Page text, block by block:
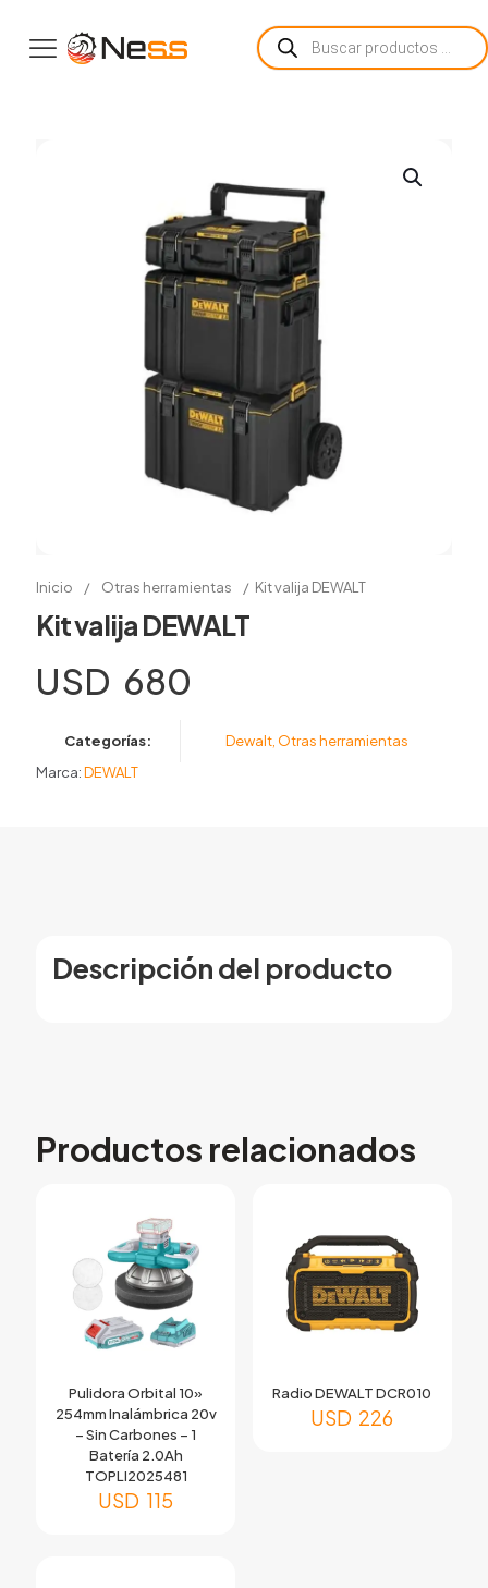
Búsqueda
de
productos
Inicio / Otras herramientas / Kit valija DEWALT
Kit valija DEWALT
USD 680
Categorías: Dewalt, Otras herramientas
Marca:DEWALT
Descripción del producto
Productos relacionados
Pulidora Orbital 10»
254mm Inalámbrica 20v
– Sin Carbones – 1
Batería 2.0Ah
TOPLI2025481
USD 115
Radio DEWALT DCR010
USD 226